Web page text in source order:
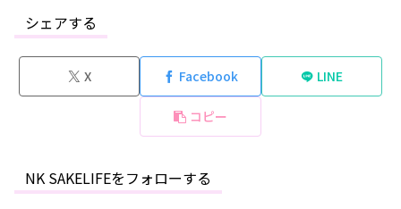
シェアする
X Facebook LINE
コピー
NK SAKELIFEをフォローする